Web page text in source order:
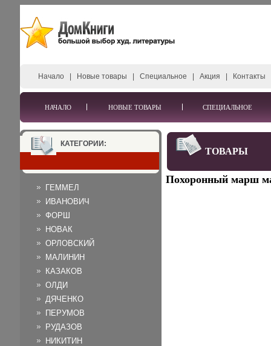
Начало Новые товары Специальное Акция Контакты
НАЧАЛО НОВЫЕ ТОВАРЫ СПЕЦИАЛЬНОЕ
КАТЕГОРИИ:
ГЕММЕЛ
ИВАНОВИЧ
ФОРШ
НОВАК
ОРЛОВСКИЙ
МАЛИНИН
КАЗАКОВ
ОЛДИ
ДЯЧЕНКО
ПЕРУМОВ
РУДАЗОВ
НИКИТИН
ТОВАРЫ
Похоронный марш